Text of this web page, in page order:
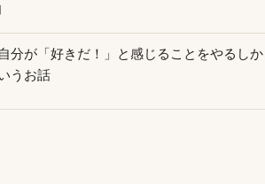
分が「好きだ！」と感じることをやるしか
うお話